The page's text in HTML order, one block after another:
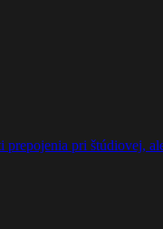
prepojenia pri štúdiovej,